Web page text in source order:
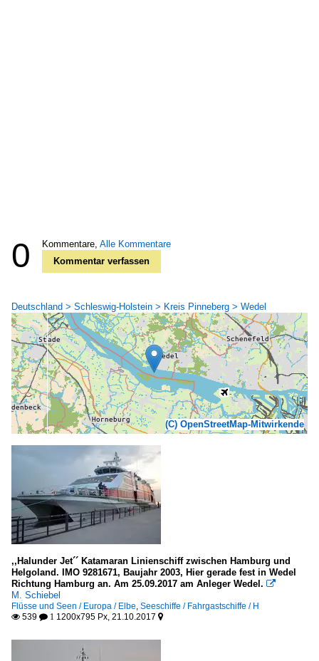
0 Kommentare, Alle Kommentare
Kommentar verfassen
Deutschland > Schleswig-Holstein > Kreis Pinneberg > Wedel
(C) OpenStreetMap-Mitwirkende
,,Halunder Jet´´ Katamaran Linienschiff zwischen Hamburg und
Helgoland. IMO 9281671, Baujahr 2003, Hier gerade fest in Wedel
Richtung Hamburg an. Am 25.09.2017 am Anleger Wedel. 
M. Schiebel
Flüsse und Seen / Europa / Elbe Seeschiffe / Fahrgastschiffe / H
 539  1 1200x795 Px, 21.10.2017 